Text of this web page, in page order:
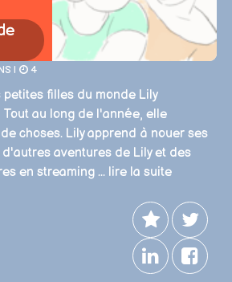
| 4
petites filles du monde Lily
au long de l'année, elle
choses. Lily apprend à nouer ses
d'autres aventures de Lily et des
en streaming ... lire la suite